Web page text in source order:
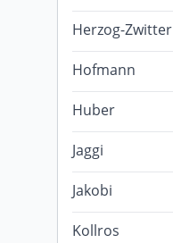
Herzog-Zwitter
Hofmann
Huber
Jaggi
Jakobi
Kollros